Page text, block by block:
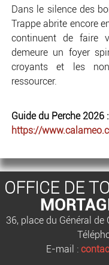
Dans le silence des
Trappe abrite encore
continuent de faire
demeure un foyer
croyants et les
ressourcer.
Guide du Perche 2026 :
https://
OFFICE DE
36, place du Général
E-mail :